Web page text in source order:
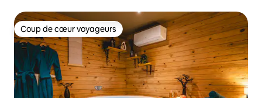
Coup de cœur voyageurs
Coup de cœur voyageurs